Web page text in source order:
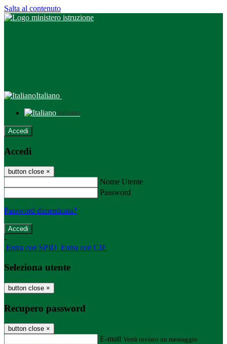
Salta al contenuto
Italiano
Italiano
Accedi
Accedi
button close ×
Nome Utente
Password
Password dimenticata?
-
Entra con SPID Entra con CIE
Seleziona utente
button close ×
Recupero password
button close ×
E-mail Verrà inviato un messaggio